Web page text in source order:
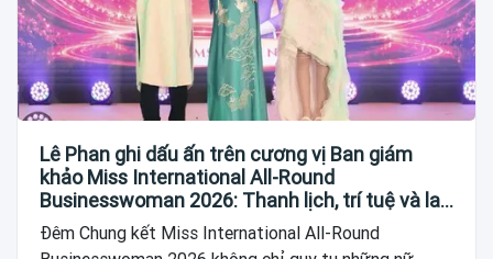
Lê Phan ghi dấu ấn trên cương vị Ban giám
khảo Miss International All-Round
Businesswoman 2026: Thanh lịch, trí tuệ và lan
tỏa giá trị của người phụ nữ hiện đại
Đêm Chung kết Miss International All-Round